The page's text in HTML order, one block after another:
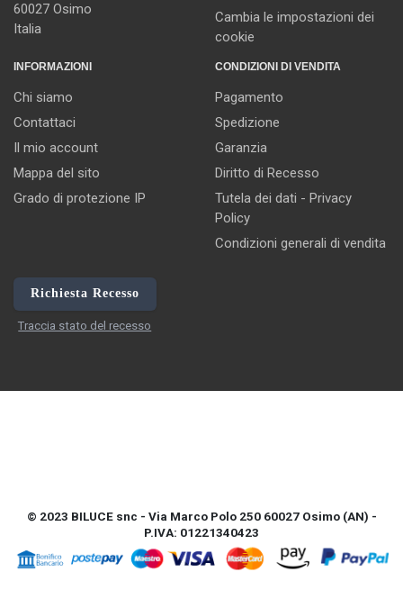
60027 Osimo
Italia
Cambia le impostazioni dei
cookie
INFORMAZIONI
Chi siamo
Contattaci
Il mio account
Mappa del sito
Grado di protezione IP
CONDIZIONI DI VENDITA
Pagamento
Spedizione
Garanzia
Diritto di Recesso
Tutela dei dati - Privacy
Policy
Condizioni generali di vendita
Richiesta Recesso
Traccia stato del recesso
© 2023 BILUCE snc - Via Marco Polo 250 60027 Osimo (AN) -
P.IVA: 01221340423